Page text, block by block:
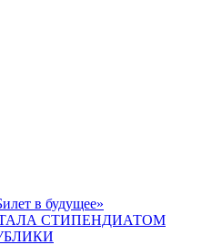
в будущее»
СТИПЕНДИАТОМ